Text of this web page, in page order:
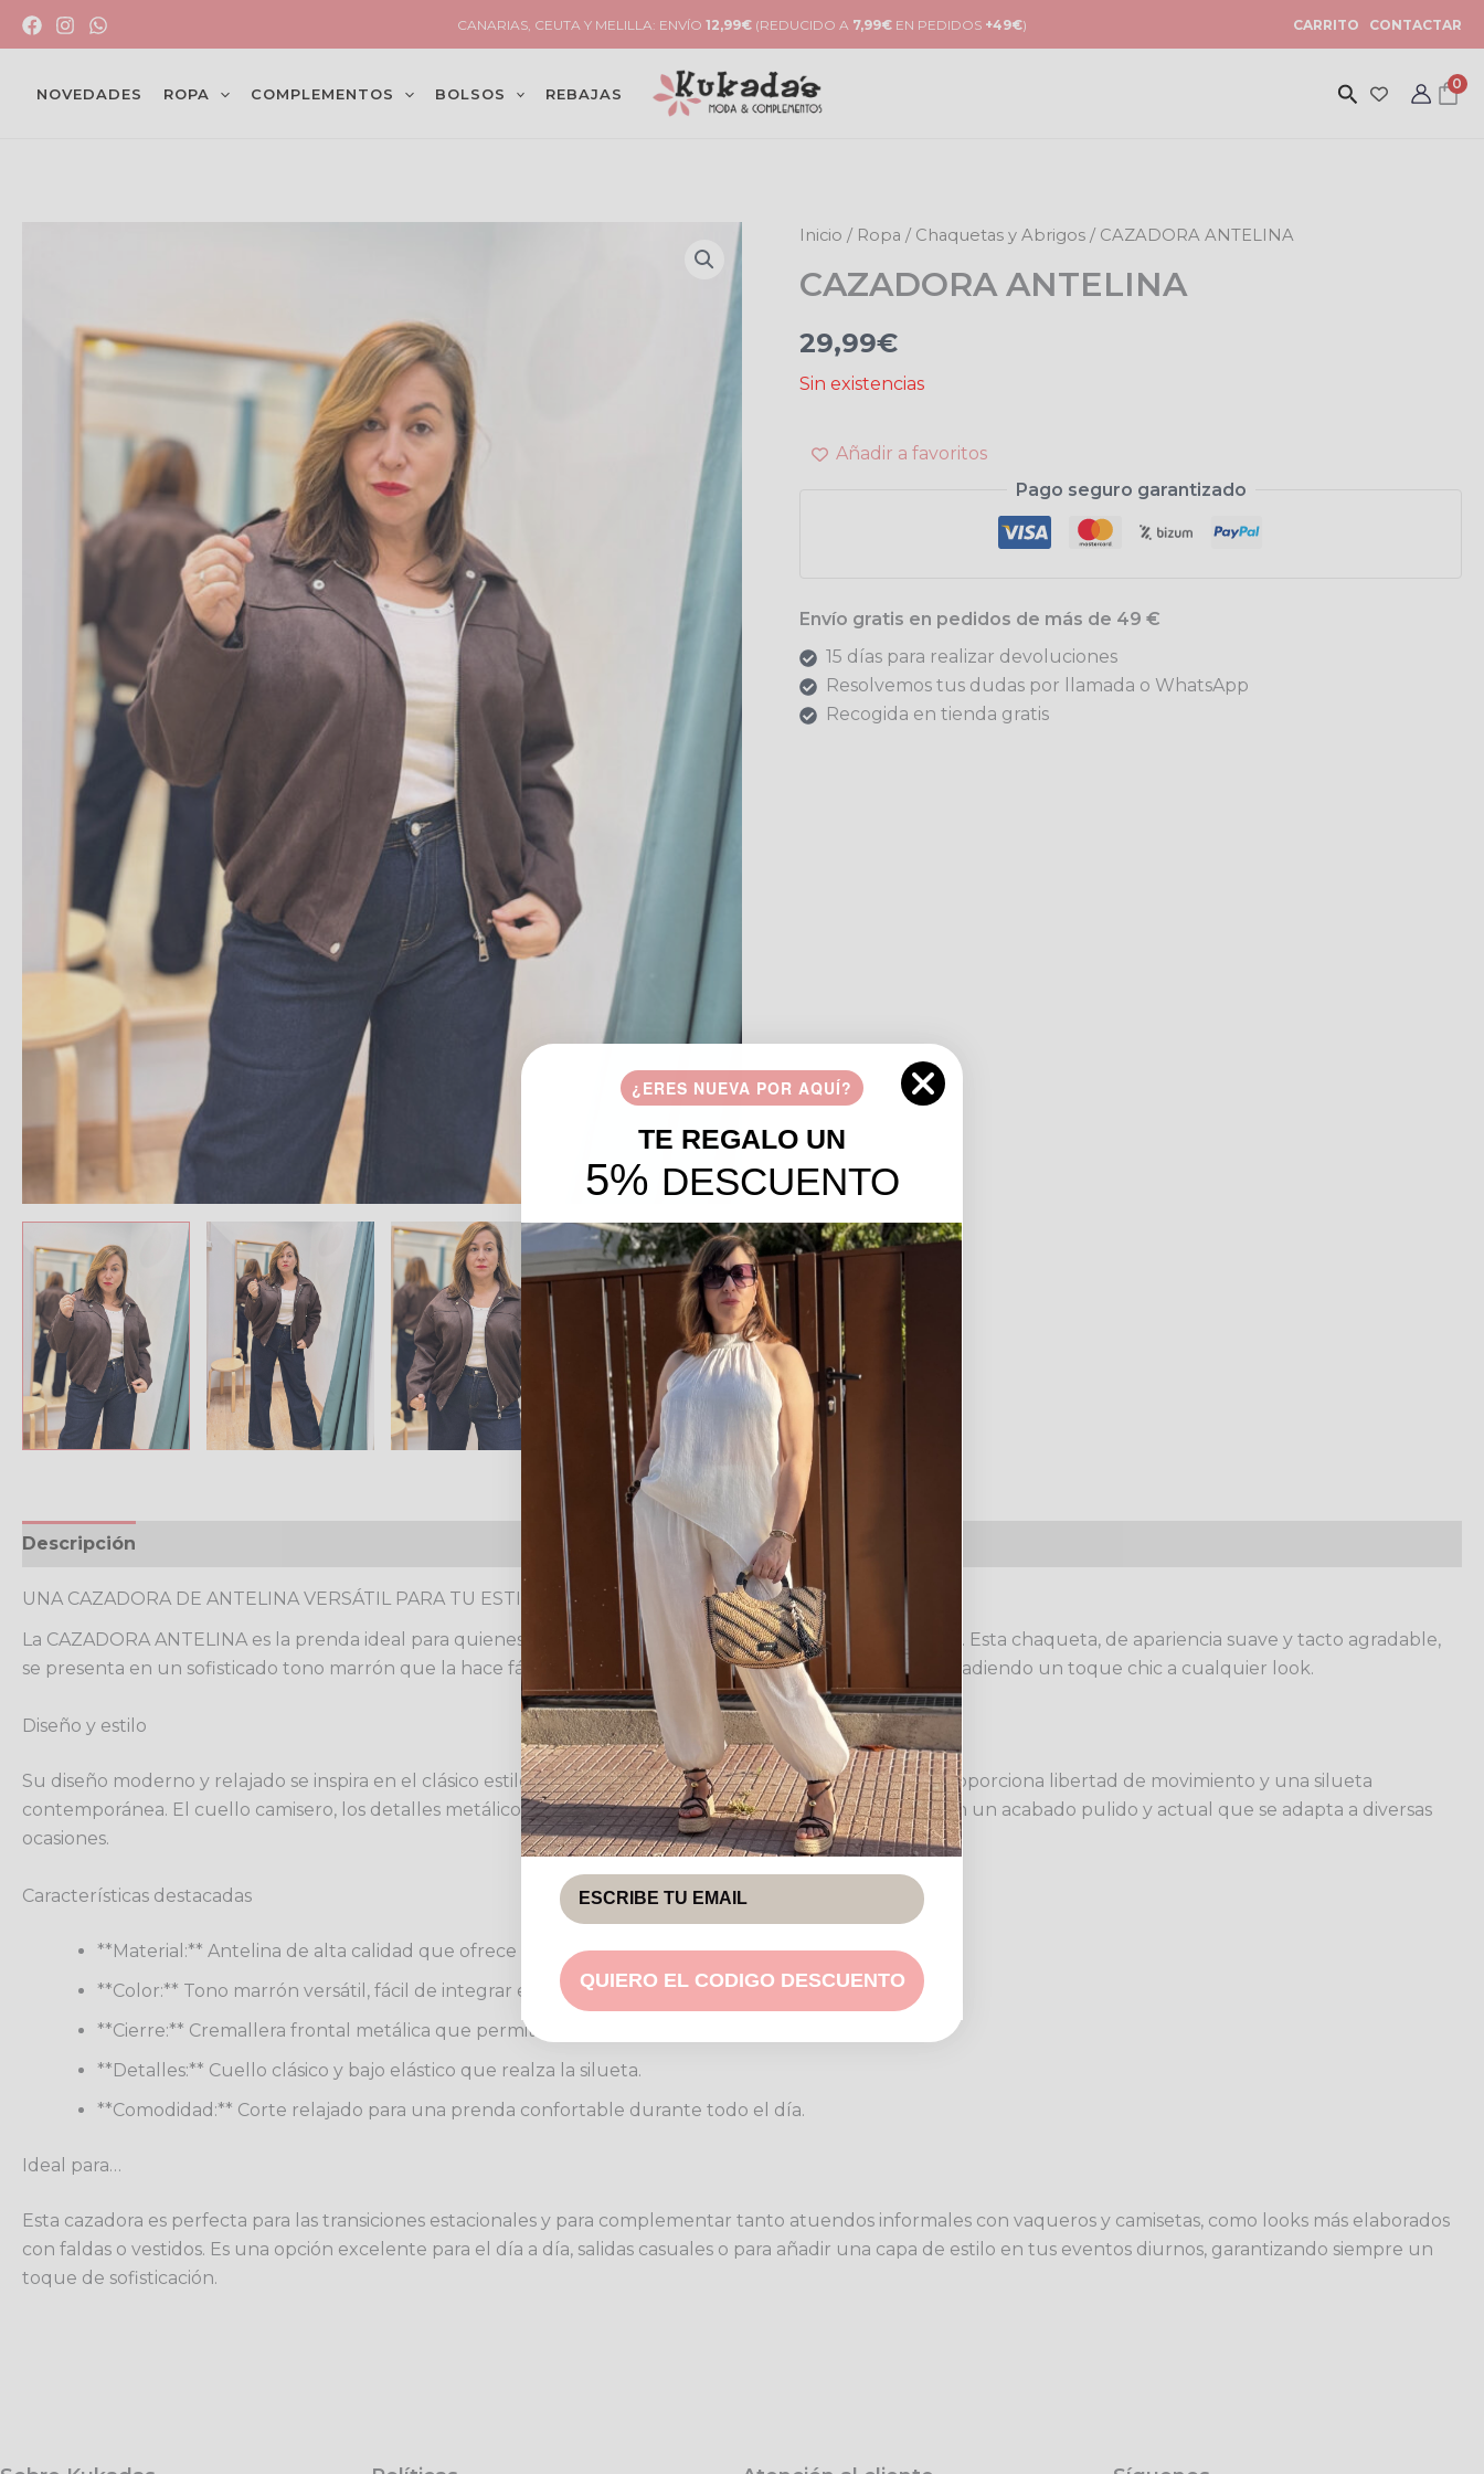
CANARIAS, CEUTA Y MELILLA: ENVÍO 12,99€ (REDUCIDO A 7,99€ EN PEDIDOS +49€) CARRITO CONTACTAR
NOVEDADES ROPA COMPLEMENTOS BOLSOS REBAJAS
0
Inicio / Ropa / Chaquetas y Abrigos / CAZADORA ANTELINA
CAZADORA ANTELINA
29,99€
Sin existencias
Añadir a favoritos
Pago seguro garantizado
Envío gratis en pedidos de más de 49 €
15 días para realizar devoluciones
Resolvemos tus dudas por llamada o WhatsApp
Recogida en tienda gratis
Descripción Política de devoluciones
UNA CAZADORA DE ANTELINA VERSÁTIL PARA TU ESTILO DIARIO
La CAZADORA ANTELINA es la prenda ideal para quienes buscan combinar comodidad y estilo sin esfuerzo. Esta chaqueta, de apariencia suave y tacto agradable,
se presenta en un sofisticado tono marrón que la hace fácilmente combinable con múltiples conjuntos, añadiendo un toque chic a cualquier look.
Diseño y estilo
Su diseño moderno y relajado se inspira en el clásico estilo aviador o bomber, con un corte holgado que proporciona libertad de movimiento y una silueta
contemporánea. El cuello camisero, los detalles metálicos en la cremallera frontal y el bajo elástico, aportan un acabado pulido y actual que se adapta a diversas
ocasiones.
Características destacadas
**Material:** Antelina de alta calidad que ofrece una textura suave y un aspecto elegante.
**Color:** Tono marrón versátil, fácil de integrar en cualquier paleta de colores.
**Cierre:** Cremallera frontal metálica que permite un ajuste práctico.
**Detalles:** Cuello clásico y bajo elástico que realza la silueta.
**Comodidad:** Corte relajado para una prenda confortable durante todo el día.
Ideal para…
Esta cazadora es perfecta para las transiciones estacionales y para complementar tanto atuendos informales con vaqueros y camisetas, como looks más elaborados
con faldas o vestidos. Es una opción excelente para el día a día, salidas casuales o para añadir una capa de estilo en tus eventos diurnos, garantizando siempre un
toque de sofisticación.
¿ERES NUEVA POR AQUÍ?
TE REGALO UN
5% DESCUENTO
QUIERO EL CODIGO DESCUENTO